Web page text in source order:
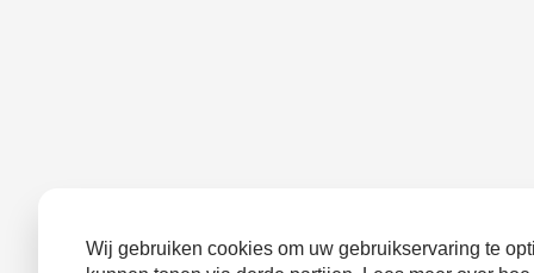
Wij gebruiken cookies om uw gebruikservaring te